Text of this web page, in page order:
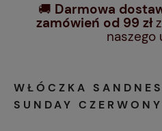
🚚 Darmowa
zamówień od 99 zł
naszego
WŁÓCZKA
SUNDAY